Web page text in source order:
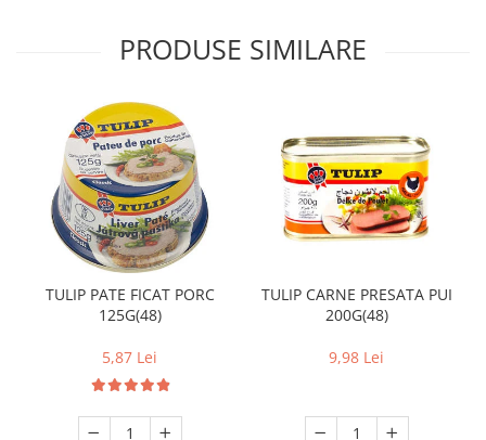
PRODUSE SIMILARE
TULIP PATE FICAT PORC
125G(48)
5,87 Lei
TULIP CARNE PRESATA PUI
200G(48)
9,98 Lei